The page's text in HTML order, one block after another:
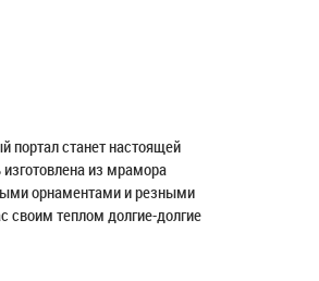
портал станет настоящей
из мрамора
орнаментами и резными
своим теплом долгие-долгие